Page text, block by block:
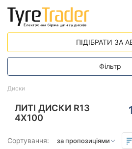
ЛИТІ ДИСКИ R13
4X100
Сортування:
Диски
ПІДІБРАТИ ЗА
Фільтр
від